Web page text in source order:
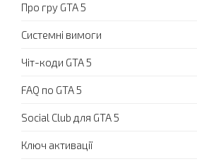
Про гру GTA 5
Системні вимоги
Чіт-коди GTA 5
FAQ по GTA 5
Social Club для GTA 5
Ключ активації